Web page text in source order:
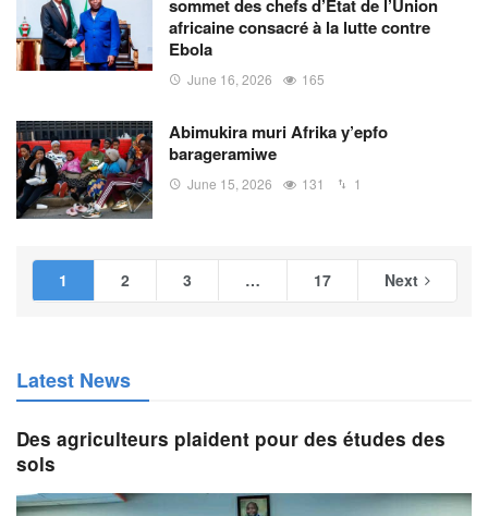
sommet des chefs d’État de l’Union
africaine consacré à la lutte contre
Ebola
June 16, 2026 165
Abimukira muri Afrika y’epfo
barageramiwe
June 15, 2026 131 1
1 2 3 … 17 Next
Latest News
Des agriculteurs plaident pour des études des
sols